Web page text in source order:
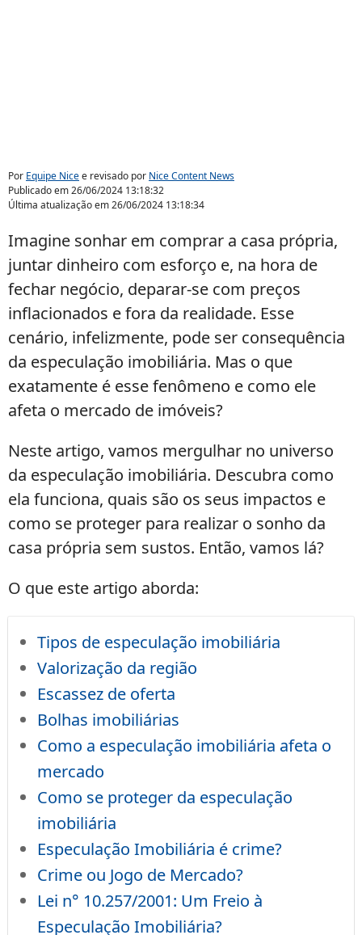
Por Equipe Nicee revisado por Nice Content News
Publicado em26/06/2024 13:18:32
Última atualização em26/06/2024 13:18:34
Imagine sonhar em comprar a casa própria,
juntar dinheiro com esforço e, na hora de
fechar negócio, deparar-se com preços
inflacionados e fora da realidade. Esse
cenário, infelizmente, pode ser consequência
da especulação imobiliária. Mas o que
exatamente é esse fenômeno e como ele
afeta o mercado de imóveis?
Neste artigo, vamos mergulhar no universo
da especulação imobiliária. Descubra como
ela funciona, quais são os seus impactos e
como se proteger para realizar o sonho da
casa própria sem sustos. Então, vamos lá?
O que este artigo aborda:
Tipos de especulação imobiliária
Valorização da região
Escassez de oferta
Bolhas imobiliárias
Como a especulação imobiliária afeta o
mercado
Como se proteger da especulação
imobiliária
Especulação Imobiliária é crime?
Crime ou Jogo de Mercado?
Lei n° 10.257/2001: Um Freio à
Especulação Imobiliária?